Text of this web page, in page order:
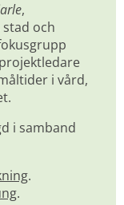
,
och
i vård,
i samband
.
.